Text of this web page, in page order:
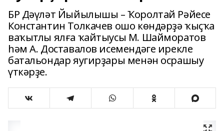
БР Дәүләт Йыйылышы – Ҡоролтай Рәйесе
Константин Толкачев ошо көндәрҙә ҡыҫҡа
ваҡытлы ялға ҡайтыусы М. Шайморатов
һәм А. Доставалов исемендәге ирекле
батальондар яугирҙары менән осрашыу
үткәрҙе.